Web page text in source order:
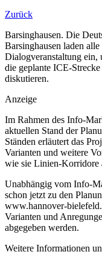
Zurück
Barsinghausen. Die
Barsinghausen laden
Dialogveranstaltung ein,
die geplante ICE-
diskutieren.
Anzeige
Im Rahmen des Info-
aktuellen Stand der
Ständen erläutert das
Varianten und weitere
wie sie Linien-Korridore
Unabhängig vom Info-
schon jetzt zu den
www.hannover-
Varianten und
abgegeben werden.
Weitere Informationen